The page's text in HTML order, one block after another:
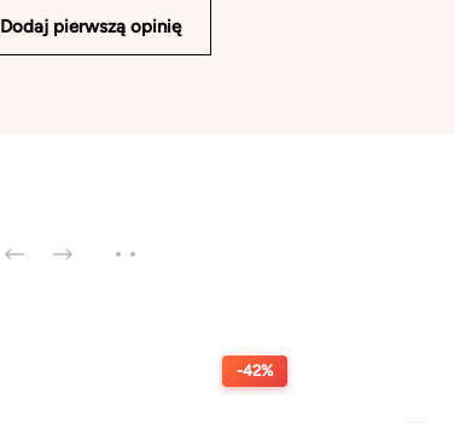
Dodaj pierwszą opinię
-42%